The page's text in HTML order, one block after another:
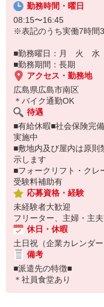
勤務時間・曜日
08:15〜16:45
※表記のうち実働7時間
■勤務曜日：月 火
■勤務期間：長期
アクセス・勤務地
広島県広島市南区
＊バイク通勤OK
待遇
■有給休暇■社会保険完
実施中
■敷地内及び屋内は原
示します
■フォークリフト・クレ
受験料補助有
応募資格・経験
未経験者大歓迎
フリーター、主婦・主
休日・休暇
土日祝（企業カレンダー
備考
■派遣先の特徴■
＊社員食堂あり